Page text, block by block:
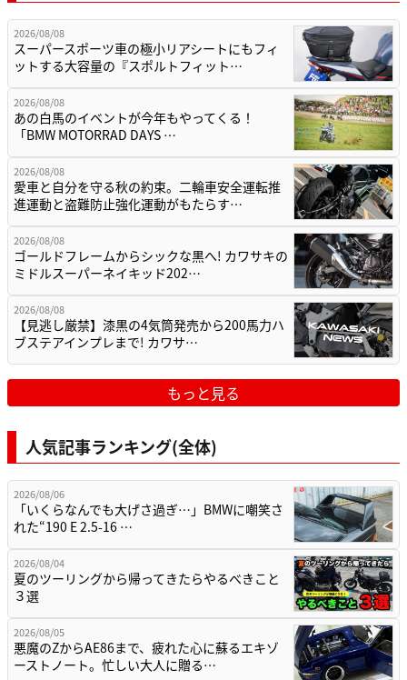
2026/08/08
スーパースポーツ車の極小リアシートにもフィ
ットする大容量の『スポルトフィット…
2026/08/08
あの白馬のイベントが今年もやってくる！
「BMW MOTORRAD DAYS …
2026/08/08
愛車と自分を守る秋の約束。二輪車安全運転推
進運動と盗難防止強化運動がもたらす…
2026/08/08
ゴールドフレームからシックな黒へ! カワサキの
ミドルスーパーネイキッド202…
2026/08/08
【見逃し厳禁】漆黒の4気筒発売から200馬力ハ
ブステアインプレまで! カワサ…
もっと見る
人気記事ランキング(全体)
2026/08/06
「いくらなんでも大げさ過ぎ…」BMWに嘲笑さ
れた“190 E 2.5-16 …
2026/08/04
夏のツーリングから帰ってきたらやるべきこと
３選
2026/08/05
悪魔のZからAE86まで、疲れた心に蘇るエキゾ
ーストノート。忙しい大人に贈る…